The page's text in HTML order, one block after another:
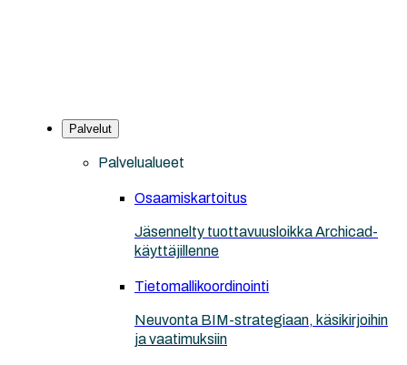
Palvelut
Palvelualueet
Osaamiskartoitus
Jäsennelty tuottavuusloikka Archicad-
käyttäjillenne
Tietomallikoordinointi
Neuvonta BIM-strategiaan, käsikirjoihin
ja vaatimuksiin